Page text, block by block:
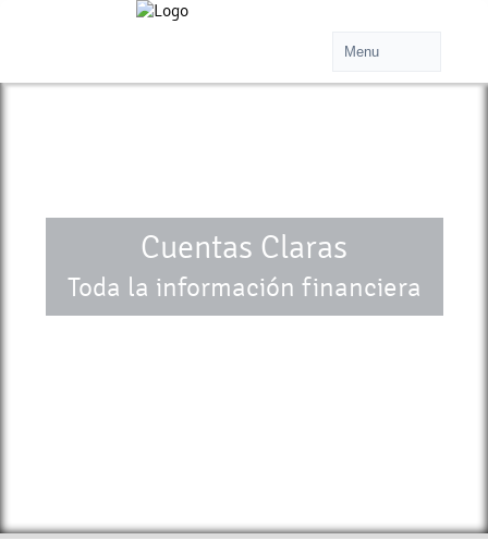
Cuentas Claras
Toda la información financiera